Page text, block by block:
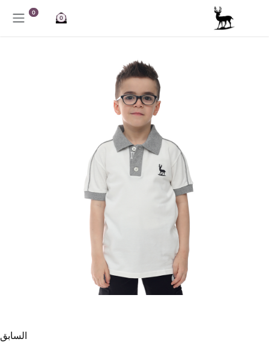
تخطي للذهاب إلى المحتوى
0
0
السابق